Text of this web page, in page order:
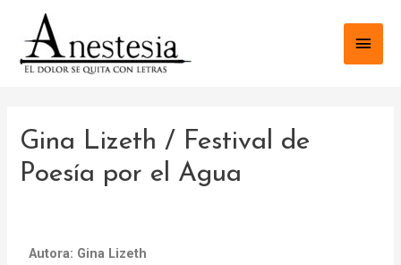
Gina Lizeth / Festival de
Poesía por el Agua
Autora: Gina Lizeth